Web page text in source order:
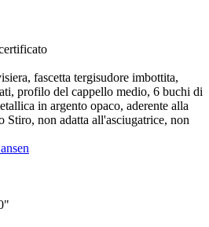
fascetta tergisudore imbottita,
profilo del cappello medio, 6 buchi di
in argento opaco, aderente alla
Stiro, non adatta all'asciugatrice, non